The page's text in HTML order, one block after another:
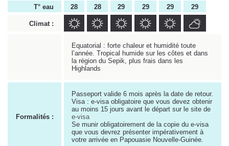
T° eau
28 28 29 29 29 29
Climat :
Equatorial : forte chaleur et humidité toute
l’année. Tropical humide sur les côtes et dans
la région du Sepik, plus frais dans les
Highlands
Formalités :
Passeport valide 6 mois après la date de retour.
Visa : e-visa obligatoire que vous devez obtenir
au moins 15 jours avant le départ sur le site de
e-visa
Se munir obligatoirement de la copie du e-visa
que vous devrez présenter impérativement à
votre arrivée en Papouasie Nouvelle-Guinée.